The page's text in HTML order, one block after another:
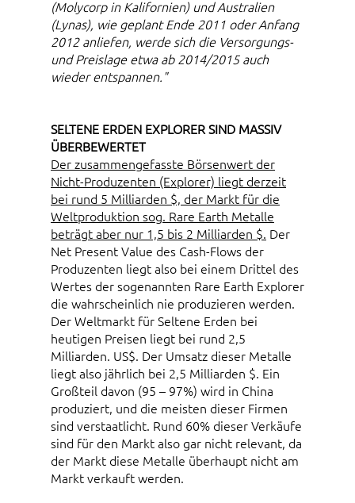
(Molycorp in Kalifornien) und Australien
(Lynas), wie geplant Ende 2011 oder Anfang
2012 anliefen, werde sich die Versorgungs-
und Preislage etwa ab 2014/2015 auch
wieder entspannen."
SELTENE ERDEN EXPLORER SIND MASSIV
ÜBERBEWERTET
Der zusammengefasste Börsenwert der
Nicht-Produzenten (Explorer) liegt derzeit
bei rund 5 Milliarden $, der Markt für die
Weltproduktion sog. Rare Earth Metalle
beträgt aber nur 1,5 bis 2 Milliarden $. Der
Net Present Value des Cash-Flows der
Produzenten liegt also bei einem Drittel des
Wertes der sogenannten Rare Earth Explorer
die wahrscheinlich nie produzieren werden.
Der Weltmarkt für Seltene Erden bei
heutigen Preisen liegt bei rund 2,5
Milliarden. US$. Der Umsatz dieser Metalle
liegt also jährlich bei 2,5 Milliarden $. Ein
Großteil davon (95 – 97%) wird in China
produziert, und die meisten dieser Firmen
sind verstaatlicht. Rund 60% dieser Verkäufe
sind für den Markt also gar nicht relevant, da
der Markt diese Metalle überhaupt nicht am
Markt verkauft werden.